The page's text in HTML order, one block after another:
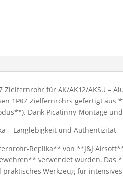
Zielfernrohr für AK/AK12/AKSU
1P87-Zielfernrohrs gefertigt
Dank Picatinny-Montage
– Langlebigkeit und Authentizität
Replika** von **J&J
verwendet wurden.
Werkzeug für